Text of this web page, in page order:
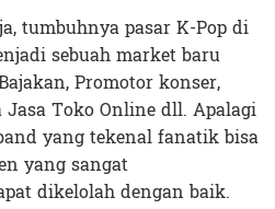
tumbuhnya pasar K-Pop di
sebuah market baru
Promotor konser,
Jasa Toko Online dll. Apalagi
yang tekenal fanatik bisa
yang sangat
dikelolah dengan baik.